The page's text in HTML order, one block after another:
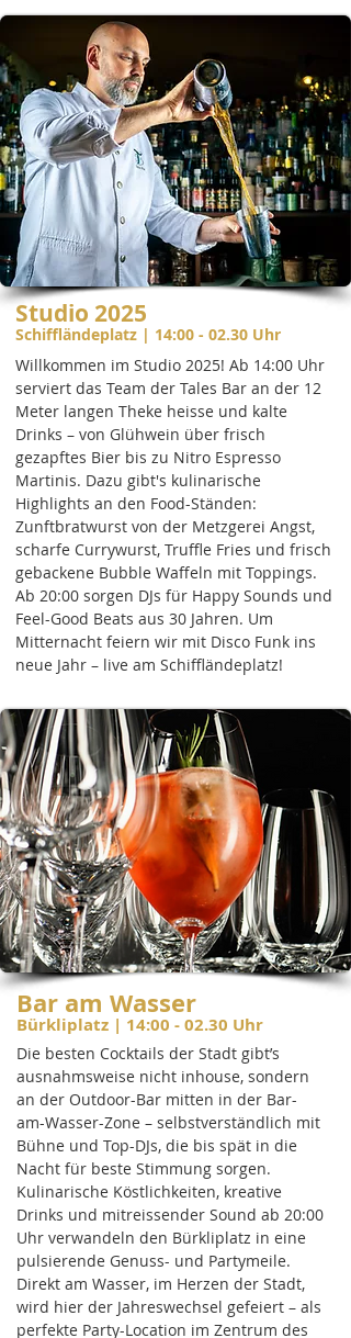
Studio 2025
Schiffländeplatz | 14:00 - 02.30 Uhr
Willkommen im Studio 2025! Ab 14:00 Uhr
serviert das Team der Tales Bar an der 12
Meter langen Theke heisse und kalte
Drinks – von Glühwein über frisch
gezapftes Bier bis zu Nitro Espresso
Martinis. Dazu gibt's kulinarische
Highlights an den Food-Ständen:
Zunftbratwurst von der Metzgerei Angst,
scharfe Currywurst, Truffle Fries und frisch
gebackene Bubble Waffeln mit Toppings.
Ab 20:00 sorgen DJs für Happy Sounds und
Feel-Good Beats aus 30 Jahren. Um
Mitternacht feiern wir mit Disco Funk ins
neue Jahr – live am Schiffländeplatz!
Bar am Wasser
Bürkliplatz | 14:00 - 02.30 Uhr
Die besten Cocktails der Stadt gibt’s
ausnahmsweise nicht inhouse, sondern
an der Outdoor-Bar mitten in der Bar-
am-Wasser-Zone – selbstverständlich mit
Bühne und Top-DJs, die bis spät in die
Nacht für beste Stimmung sorgen.
Kulinarische Köstlichkeiten, kreative
Drinks und mitreissender Sound ab 20:00
Uhr verwandeln den Bürkliplatz in eine
pulsierende Genuss- und Partymeile.
Direkt am Wasser, im Herzen der Stadt,
wird hier der Jahreswechsel gefeiert – als
perfekte Party-Location im Zentrum des